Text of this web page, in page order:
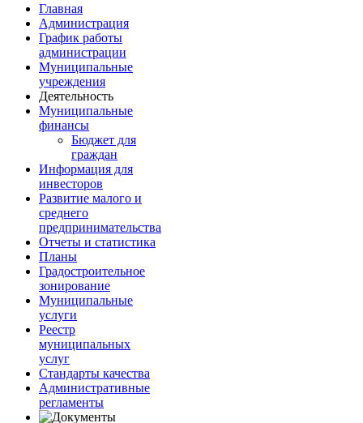
Главная
Администрация
График работы
администрации
Муниципальные
учреждения
Деятельность
Муниципальные
финансы
Бюджет для
граждан
Информация для
инвесторов
Развитие малого и
среднего
предпринимательства
Отчеты и статистика
Планы
Градостроительное
зонирование
Муниципальные
услуги
Реестр
муниципальных
услуг
Стандарты качества
Административные
регламенты